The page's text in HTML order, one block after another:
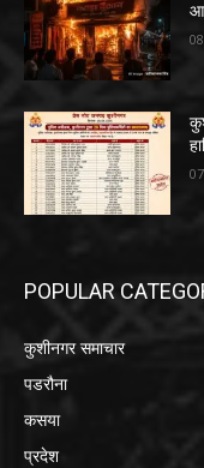
POPULAR
कुशीनगर समाचार
पडरौना
कसया
प्रदेश